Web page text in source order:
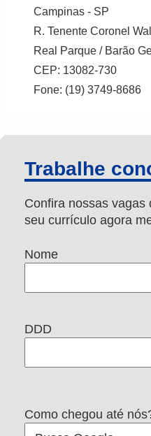
Campinas - SP
R. Tenente Coronel
Real Parque / Barão
CEP: 13082-730
Fone: (19) 3749-8686
Trabalhe
Confira nossas
seu currículo agora
Nome
DDD
Como chegou até